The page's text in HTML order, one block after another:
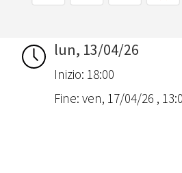
lun, 13/04/26
Inizio: 18:00
Fine: ven, 17/04/26 ,